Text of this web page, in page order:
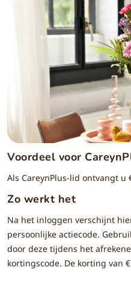
Voordeel voor
Als CareynPlus-lid ontvangt
Zo werkt het
Na het inloggen verschijnt
persoonlijke actiecode.
door deze tijdens het
kortingscode. De korting van